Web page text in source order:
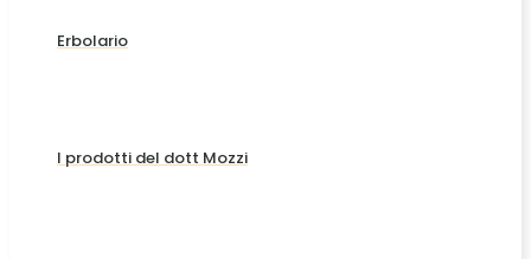
Erbolario
I prodotti del dott Mozzi